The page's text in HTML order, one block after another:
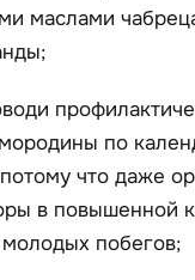
маслами
по
что даже
в повышенной
побегов;